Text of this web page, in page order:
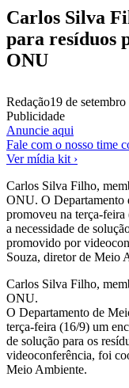
Carlos Silva
para resíduos
ONU
Redação19 de
Publicidade
Anuncie aqui
Fale com o nosso time
Ver mídia kit ›
Carlos Silva Filho,
ONU. O Departamento
promoveu na terça-feira
a necessidade de
promovido por
Souza, diretor de Meio
Carlos Silva Filho,
ONU.
O Departamento de
terça-feira (16/9) um
de solução para os
videoconferência, foi
Meio Ambiente.